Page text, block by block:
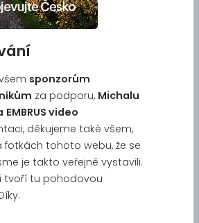
sponzorům
za podporu, Michalu
EMBRUS video
děkujeme také všem,
fotkách tohoto webu, že se
je takto veřejně vystavili.
tvoří tu pohodovou